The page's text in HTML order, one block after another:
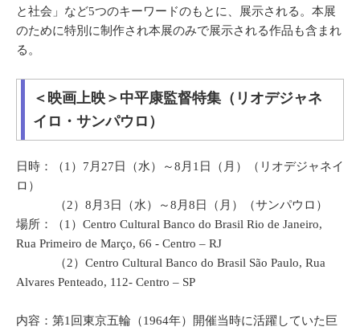
と社会」など5つのキーワードのもとに、展示される。本展
のために特別に制作され本展のみで展示される作品も含まれ
る。
＜映画上映＞中平康監督特集（リオデジャネ
イロ・サンパウロ）
日時：（1）7月27日（水）～8月1日（月）（リオデジャネイ
ロ）
（2）8月3日（水）～8月8日（月）（サンパウロ）
場所：（1）Centro Cultural Banco do Brasil Rio de Janeiro,
Rua Primeiro de Março, 66 - Centro – RJ
（2）Centro Cultural Banco do Brasil São Paulo, Rua
Alvares Penteado, 112- Centro – SP
内容：第1回東京五輪（1964年）開催当時に活躍していた巨